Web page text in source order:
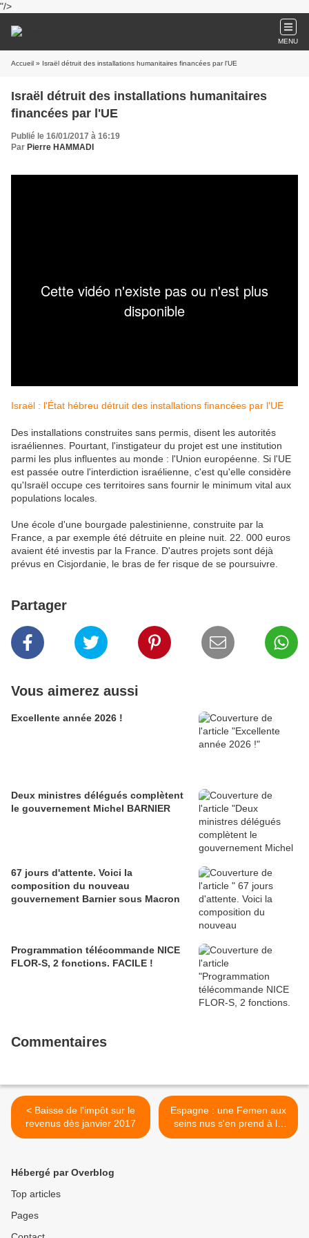
"/>
MENU
Accueil » Israël détruit des installations humanitaires financées par l'UE
Israël détruit des installations humanitaires
financées par l'UE
Publié le 16/01/2017 à 16:19
Par Pierre HAMMADI
Israël : l'État hébreu détruit des installations financées par l'UE
Des installations construites sans permis, disent les autorités
israéliennes. Pourtant, l'instigateur du projet est une institution
parmi les plus influentes au monde : l'Union européenne. Si l'UE
est passée outre l'interdiction israélienne, c'est qu'elle considère
qu'Israël occupe ces territoires sans fournir le minimum vital aux
populations locales.
Une école d'une bourgade palestinienne, construite par la
France, a par exemple été détruite en pleine nuit. 22. 000 euros
avaient été investis par la France. D'autres projets sont déjà
prévus en Cisjordanie, le bras de fer risque de se poursuivre.
Partager
Vous aimerez aussi
Excellente année 2026 !
Deux ministres délégués complètent
le gouvernement Michel BARNIER
67 jours d'attente. Voici la
composition du nouveau
gouvernement Barnier sous Macron
Programmation télécommande NICE
FLOR-S, 2 fonctions. FACILE !
Commentaires
< Baisse de l'impôt sur le
revenus dès janvier 2017
Espagne : une Femen aux
seins nus s'en prend à la
statue de cire de Donald
Hébergé par Overblog
Top articles
Pages